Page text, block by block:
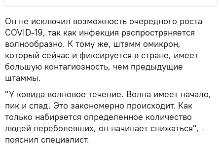
Он не исключил возможность очередного роста
COVID-19, так как инфекция распространяется
волнообразно. К тому же, штамм омикрон,
который сейчас и фиксируется в стране, имеет
большую контагиозность, чем предыдущие
штаммы.
"У ковида волновое течение. Волна имеет начало,
пик и спад. Это закономерно происходит. Как
только набирается определенное количество
людей переболевших, он начинает снижаться", -
пояснил специалист.